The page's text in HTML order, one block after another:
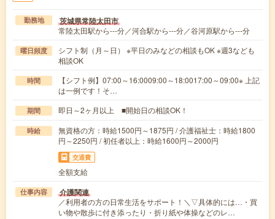
勤務地 茨城県常陸太田市
常陸太田駅から---分／河合駅から---分／谷河原駅から---分
曜日頻度
シフト制（月～日） ※平日のみなどの相談もOK ※週3なども
相談OK
時間
【シフト例】07:00～16:0009:00～18:0017:00～09:00※ 上記
は一例です！そ…
期間 即日～2ヶ月以上 ■開始日の相談OK！
時給
無資格の方：時給1500円～1875円 / 介護福祉士：時給1800
円～2250円 / 初任者以上：時給1600円～2000円
交通費
全額支給
仕事内容 介護関連
／利用者の方の日常生活をサポート！＼▽具体的には…・買
い物や散歩に付き添ったり・折り紙や体操などのレ…